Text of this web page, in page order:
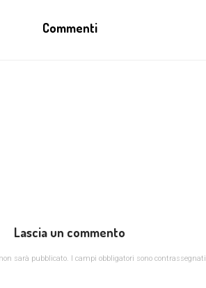
Commenti
Lascia un commento
sarà pubblicato. I campi obbligatori sono contrassegnati